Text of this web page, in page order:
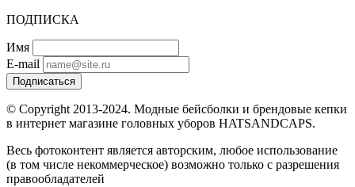
ПОДПИСКА
Имя
E-mail
Подписаться
© Copyright 2013-2024. Модные бейсболки и брендовые кепки
в интернет магазине головных уборов HATSANDCAPS.
Весь фотоконтент является авторским, любое использование
(в том числе некоммерческое) возможно только с разрешения
правообладателей